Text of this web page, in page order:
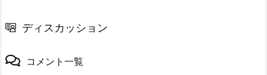
ディスカッション
コメント一覧